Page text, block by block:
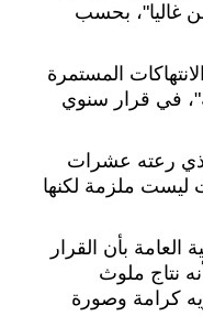
غاليا"، بحسب
المستمرة
في قرار سنوي
على القرار، الذي رعته عشرات
ليست ملزمة لكنها
بأن القرار
نتاج ملوث
كرامة وصورة